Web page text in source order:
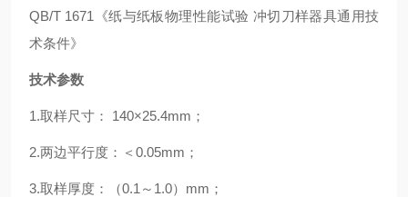
QB/T 1671
《纸与纸板物理性能试验 冲切刀样器具通用技
术条件》
技术参数
1.取样尺寸： 140×25.4mm；
2.两边平行度：＜0.05mm；
3.取样厚度：（0.1～1.0）mm；